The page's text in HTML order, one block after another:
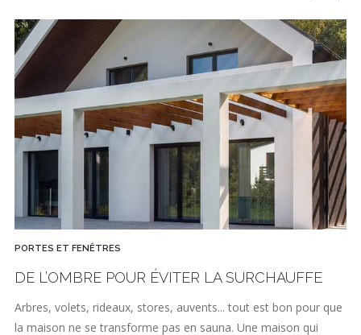
PORTES ET FENÊTRES
DE L’OMBRE POUR ÉVITER LA SURCHAUFFE
Arbres, volets, rideaux, stores, auvents... tout est bon pour que
la maison ne se transforme pas en sauna. Une maison qui